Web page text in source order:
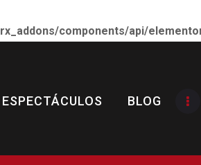
components/api/
ESPECTÁCULOS BLOG
DE CASTILLA-LA